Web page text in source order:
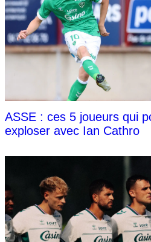
ASSE : ces 5 joueurs qui
exploser avec Ian Cathro